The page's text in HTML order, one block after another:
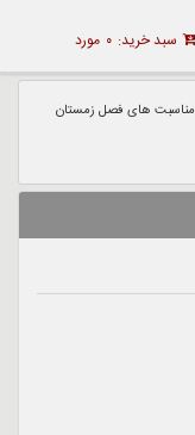
سبد خرید: ۰ مورد
مناسبت های فصل زمستان